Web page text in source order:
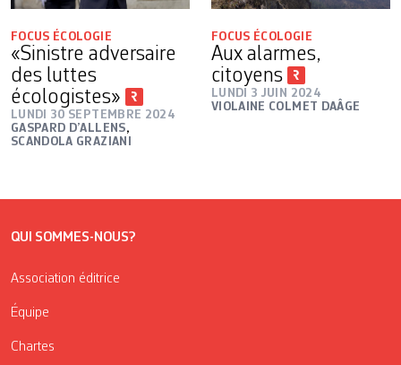
FOCUS ÉCOLOGIE
«Sinistre adversaire
des luttes
écologistes»
LUNDI 30 SEPTEMBRE 2024
GASPARD D’ALLENS,
SCANDOLA GRAZIANI
FOCUS ÉCOLOGIE
Aux alarmes,
citoyens
LUNDI 3 JUIN 2024
VIOLAINE COLMET DAÂGE
QUI SOMMES-NOUS?
Association éditrice
Équipe
Chartes